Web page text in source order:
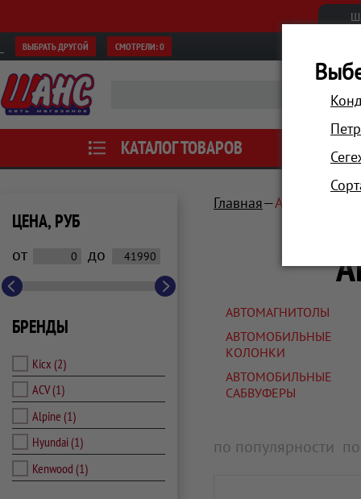
ВЫБРАТЬ ДРУГОЙ СМОТРЕЛИ:0
КАТАЛОГ ТОВАРОВ АКЦИИ
ЦЕНА, РУБ
от до
БРЕНДЫ
Kicx (2)
ACV(1)
Alpine (1)
Hyundai(1)
Kenwood (1)
Главная Автотовары,
АВТОМАГНИТОЛЫ
АВТОМОБИЛЬНЫЕ
КОЛОНКИ
АВТОМОБИЛЬНЫЕ
САБВУФЕРЫ
по популярности